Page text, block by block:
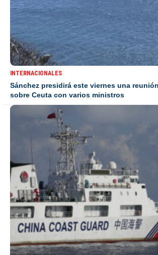
INTERNACIONALES
Sánchez presidirá este viernes una
sobre Ceuta con varios ministros